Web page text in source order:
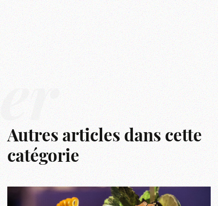
Autres articles dans cette
catégorie